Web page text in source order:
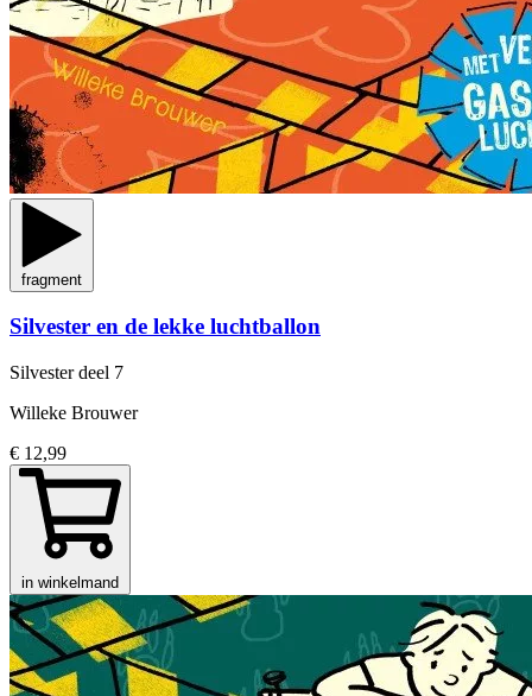
fragment
Silvester en de lekke luchtballon
Silvesterdeel 7
Willeke Brouwer
€ 12,99
in winkelmand